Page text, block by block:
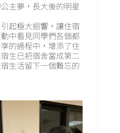
主夢，長大後的明星
起極大迴響，讓住宿
中看見同學們各個都
的過程中，增添了住
生已把宿舍當成第二
生活留下一個難忘的